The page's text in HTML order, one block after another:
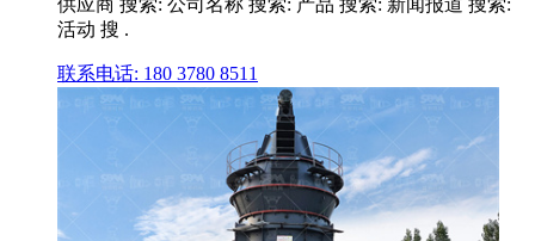
活动 搜 .
联系电话: 180 3780 8511